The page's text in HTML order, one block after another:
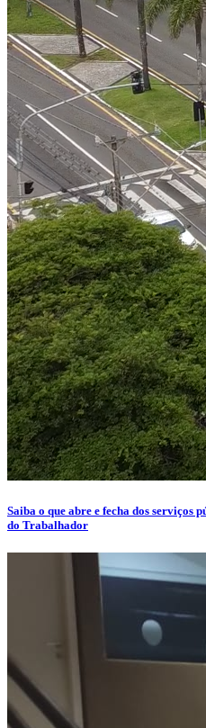
Saiba o que abre e fecha dos serviços
do Trabalhador